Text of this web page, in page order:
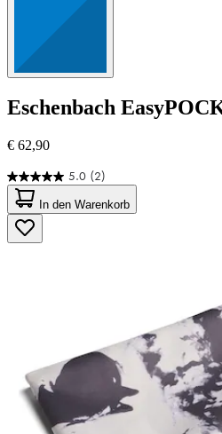
Eschenbach
€ 62,90
5.0 (2)
5.0
von
5
Sternen.
2
In den Warenkorb